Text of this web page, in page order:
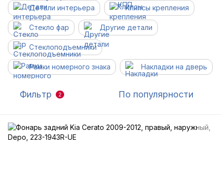
Детали интерьера Клипсы крепления
Стекло фар Другие детали
Cтеклоподъемники
Рамки номерного знака Накладки на дверь
Фильтр 2 По популярности